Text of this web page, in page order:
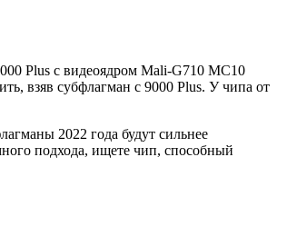
Plus c видеоядром Mali-G710 MC10
взяв субфлагман с 9000 Plus. У чипа от
2022 года будут сильнее
подхода, ищете чип, способный